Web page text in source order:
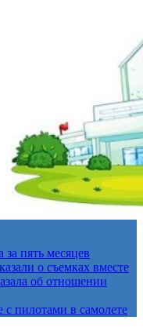
пять месяцев
о съемках вместе
об отношении
с пилотами в самолете